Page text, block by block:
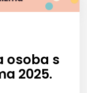
osoba s
2025.